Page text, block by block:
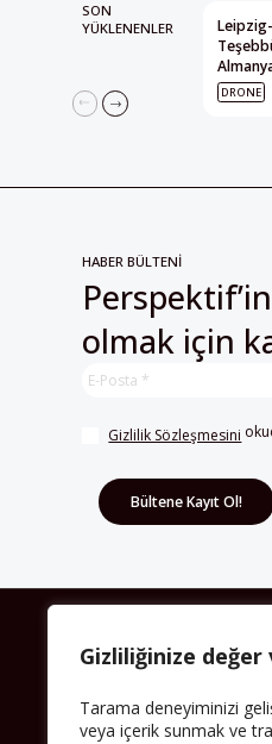
Gizliliğinize
Tarama deneyiminizi
veya içerik sunmak ve
SON
YÜKLENENLER
Leipzig-
DRONE
HABER BÜLTENİ
olmak için
Gizlilik Sözleşmesini
HAKKIMIZDA
Müslümanlar da
geldiler. Bu durum “vatan”,